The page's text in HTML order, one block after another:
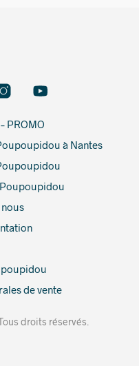
PROMO
à Nantes
de vente
droits réservés.